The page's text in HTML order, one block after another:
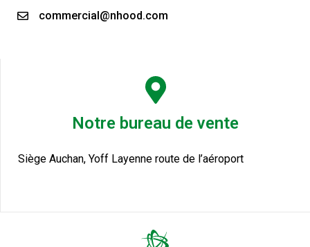
commercial@nhood.com
Notre bureau de vente
Siège Auchan, Yoff Layenne route de l’aéroport